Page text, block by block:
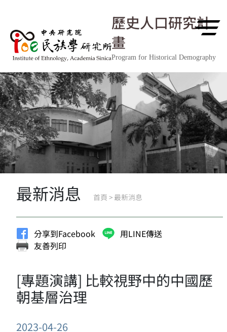
歷史人口研究計
畫
Program for Historical Demography
最新消息 首頁 > 最新消息
分享到Facebook
用LINE傳送
友善列印
[專題演講] 比較視野中的中國歷
朝基層治理
2023-04-26